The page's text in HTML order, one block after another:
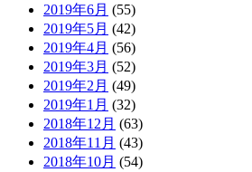
2019年6月 (55)
2019年5月 (42)
2019年4月 (56)
2019年3月 (52)
2019年2月 (49)
2019年1月 (32)
2018年12月 (63)
2018年11月 (43)
2018年10月 (54)